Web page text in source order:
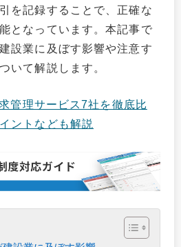
を記録することで、正確な
となっています。本記事で
設業に及ぼす影響や注意す
いて解説します。
管理サービス7社を徹底比
ントなども解説